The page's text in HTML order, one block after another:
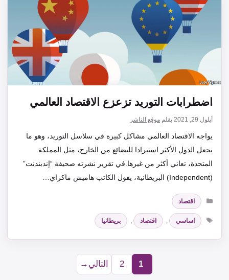
اضطرابات التوريد تزعزع الاقتصاد العالمي
أيلول 29, 2021 بقلم موقع الناشر
يواجه الاقتصاد العالمي مشاكل كبيرة في سلاسل التوريد، وهو ما
يجعل الدول الأكثر استيرادا للبضائع من الخارج، مثل المملكة
المتحدة، تعاني أكثر من غيرها.في تقرير نشرته صحيفة “إندبندنت”
(Independent) البريطانية، يقول الكاتب هاميش ماكراي…
التصنيفات
اقتصاد
الوسوم
اساسي اقتصاد بريطانيا
Page
1
Page
2 التالي →